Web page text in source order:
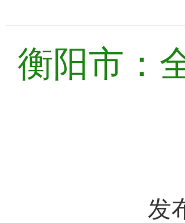
衡阳市：
发